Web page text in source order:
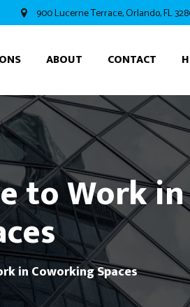
900 Lucerne Terrace, Orlando, FL
ABOUT CONTACT
to Work in
in Coworking Spaces